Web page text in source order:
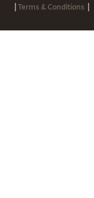
|Terms & Conditions |